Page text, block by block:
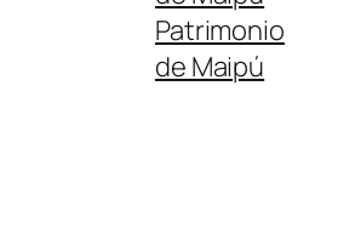
Patrimonio
de Maipú